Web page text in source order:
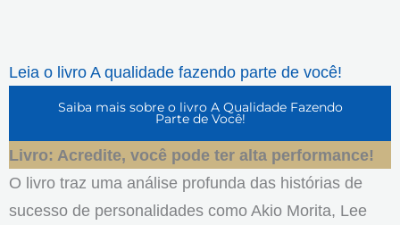
Leia o livro A qualidade fazendo parte de você!
Saiba mais sobre o livro A Qualidade Fazendo
Parte de Você!
Livro: Acredite, você pode ter alta performance!
O livro traz uma análise profunda das histórias de
sucesso de personalidades como Akio Morita, Lee